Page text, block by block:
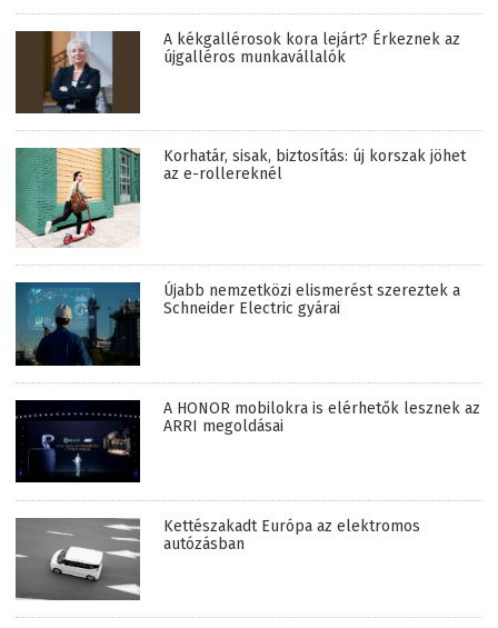
A kékgallérosok kora lejárt? Érkeznek az
újgalléros munkavállalók
Korhatár, sisak, biztosítás: új korszak jöhet
az e-rollereknél
Újabb nemzetközi elismerést szereztek a
Schneider Electric gyárai
A HONOR mobilokra is elérhetők lesznek az
ARRI megoldásai
Kettészakadt Európa az elektromos
autózásban